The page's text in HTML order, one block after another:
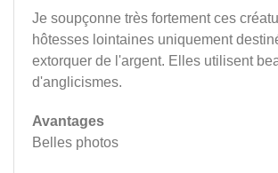
Je soupçonne très fortement ces
hôtesses lointaines uniquement
extorquer de l'argent. Elles utilisent
d'anglicismes.
Avantages
Belles photos